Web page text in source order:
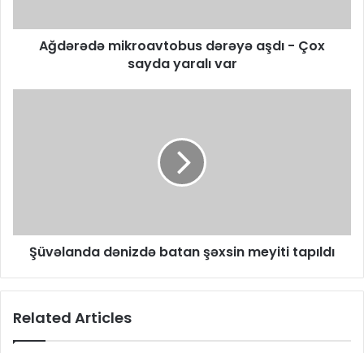
Ağdərədə mikroavtobus dərəyə aşdı - Çox
sayda yaralı var
Şüvəlanda dənizdə batan şəxsin meyiti tapıldı
Related Articles